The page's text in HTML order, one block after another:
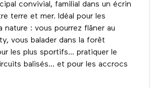
convivial, familial dans un écrin
terre et mer. Idéal pour les
nature : vous pourrez flâner au
vous balader dans la forêt
les plus sportifs... pratiquer le
balisés... et pour les accrocs